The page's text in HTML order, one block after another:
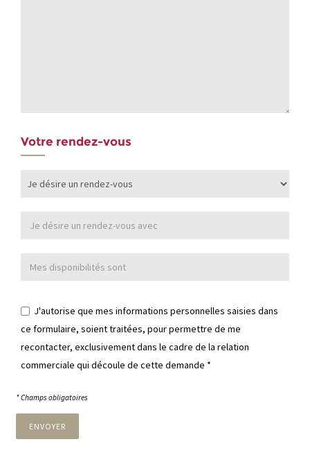
Votre rendez-vous
J'autorise que mes informations personnelles saisies dans
ce formulaire, soient traitées, pour permettre de me
recontacter, exclusivement dans le cadre de la relation
commerciale qui découle de cette demande *
* Champs obligatoires
ENVOYER